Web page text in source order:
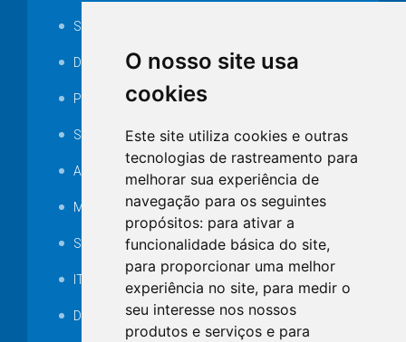
O nosso site usa
cookies
Este site utiliza cookies e outras
tecnologias de rastreamento para
melhorar sua experiência de
navegação para os seguintes
propósitos: para ativar a
funcionalidade básica do site,
para proporcionar uma melhor
experiência no site, para medir o
seu interesse nos nossos
produtos e serviços e para
Serviços ISS-E
Decretos
Portarias
SAMAE
Audiência pública
MANUTENÇÃO DE ILUMINAÇÃO PÚBLICA
Serviços Técnicos TI
ITR
Desapropriações